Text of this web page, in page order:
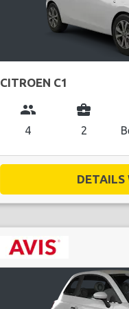
CITROEN C1
group
4
business_center
2
DETAILS